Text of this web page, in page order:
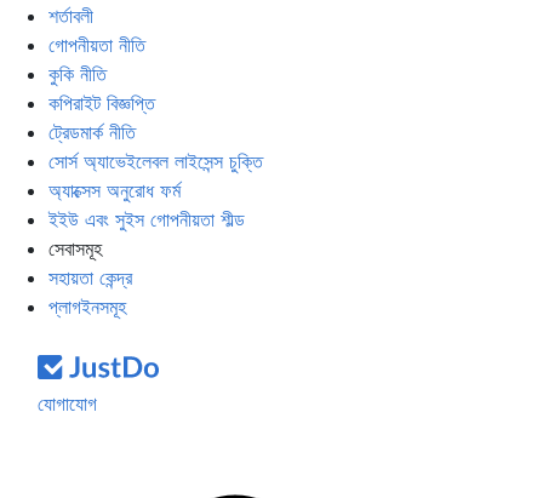
শর্তাবলী
গোপনীয়তা নীতি
কুকি নীতি
কপিরাইট বিজ্ঞপ্তি
ট্রেডমার্ক নীতি
সোর্স অ্যাভেইলেবল লাইসেন্স চুক্তি
অ্যাক্সেস অনুরোধ ফর্ম
ইইউ এবং সুইস গোপনীয়তা শীল্ড
সেবাসমূহ
সহায়তা কেন্দ্র
প্লাগইনসমূহ
যোগাযোগ